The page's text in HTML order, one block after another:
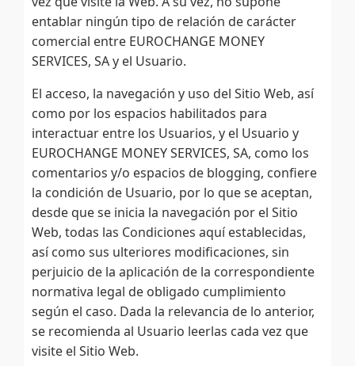
entablar ningún tipo de relación de carácter
comercial entre EUROCHANGE MONEY
SERVICES, SA y el Usuario.
El acceso, la navegación y uso del Sitio Web, así
como por los espacios habilitados para
interactuar entre los Usuarios, y el Usuario y
EUROCHANGE MONEY SERVICES, SA, como los
comentarios y/o espacios de blogging, confiere
la condición de Usuario, por lo que se aceptan,
desde que se inicia la navegación por el Sitio
Web, todas las Condiciones aquí establecidas,
así como sus ulteriores modificaciones, sin
perjuicio de la aplicación de la correspondiente
normativa legal de obligado cumplimiento
según el caso. Dada la relevancia de lo anterior,
se recomienda al Usuario leerlas cada vez que
visite el Sitio Web.